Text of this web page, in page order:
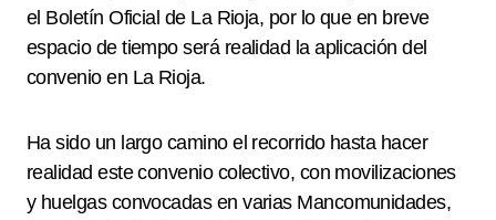
el Boletín Oficial de La Rioja, por lo que en breve
espacio de tiempo será realidad la aplicación del
convenio en La Rioja.
Ha sido un largo camino el recorrido hasta hacer
realidad este convenio colectivo, con movilizaciones
y huelgas convocadas en varias Mancomunidades,